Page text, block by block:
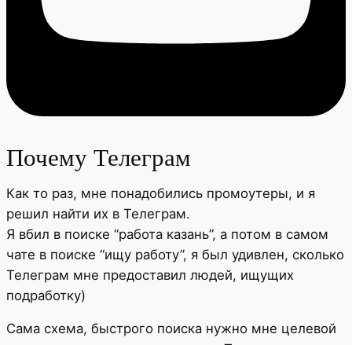
Почему Телеграм
Как то раз, мне понадобились промоутеры, и я
решил найти их в Телеграм.
Я вбил в поиске “работа казань”, а потом в самом
чате в поиске “ищу работу”, я был удивлен, сколько
Телеграм мне предоставил людей, ищущих
подработку)
Сама схема, быстрого поиска нужно мне целевой